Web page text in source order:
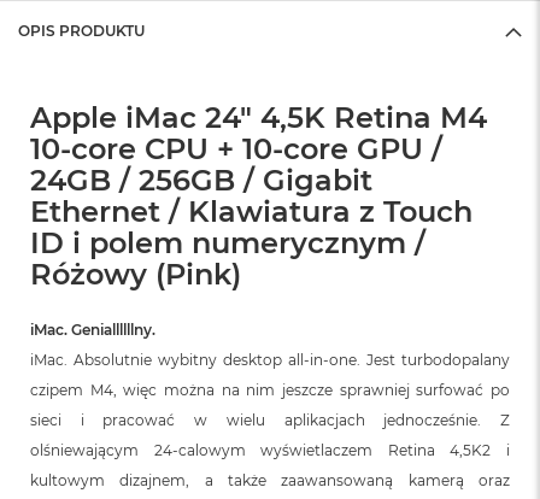
OPIS PRODUKTU
Apple iMac 24" 4,5K Retina M4
10-core CPU + 10-core GPU /
24GB / 256GB / Gigabit
Ethernet / Klawiatura z Touch
ID i polem numerycznym /
Różowy (Pink)
iMac. Geniallllllny.
iMac. Absolutnie wybitny desktop all‑in‑one. Jest turbodopalany
czipem M4, więc można na nim jeszcze sprawniej surfować po
sieci i pracować w wielu aplikacjach jednocześnie. Z
olśniewającym 24‑calowym wyświetlaczem Retina 4,5K2 i
kultowym dizajnem, a także zaawansowaną kamerą oraz